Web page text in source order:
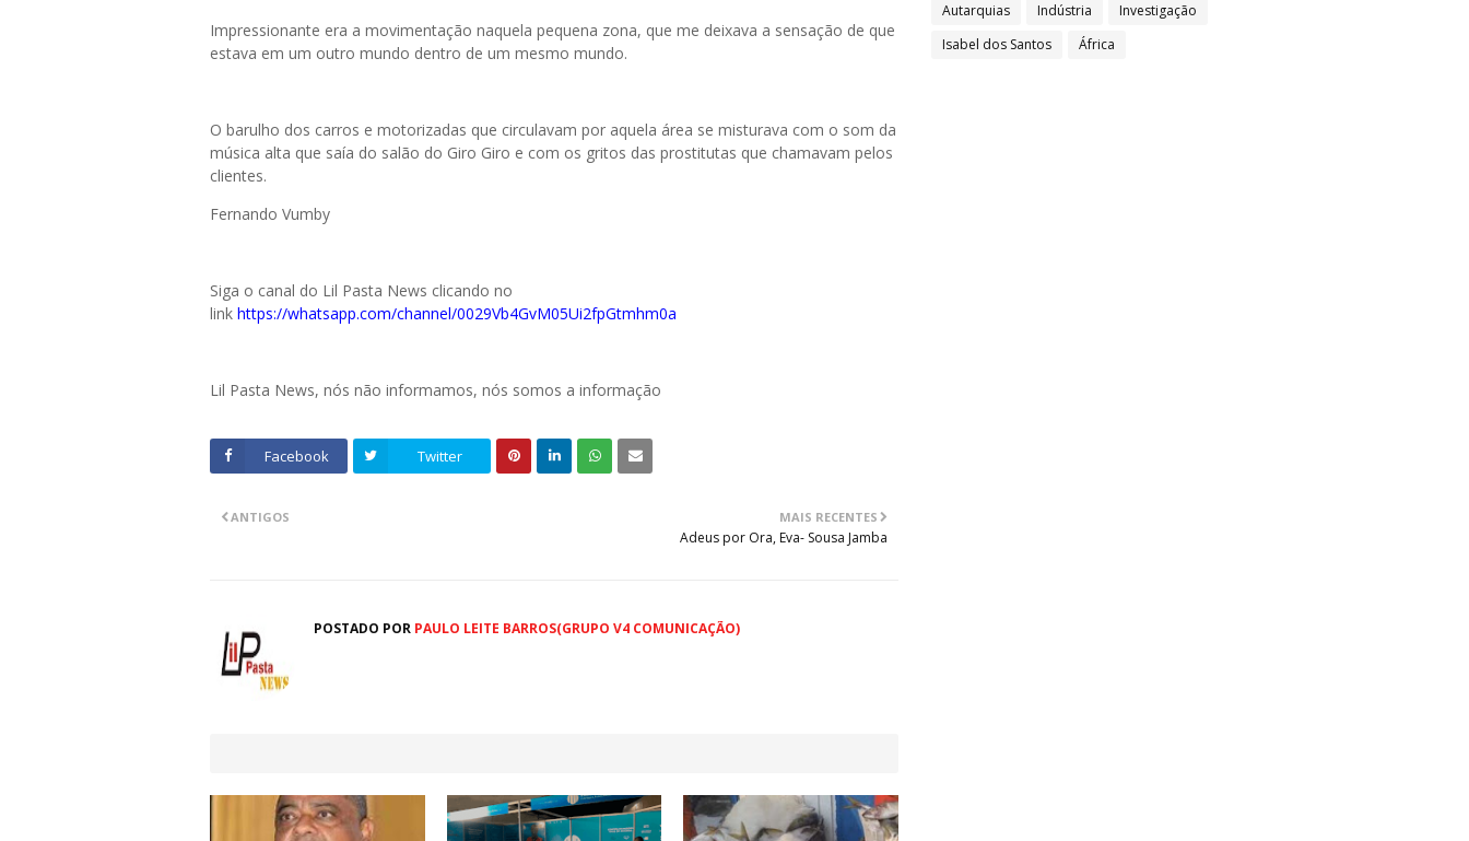
Impressionante era a movimentação naquela pequena zona, que me deixava a sensação de que
estava em um outro mundo dentro de um mesmo mundo.
O barulho dos carros e motorizadas que circulavam por aquela área se misturava com o som da
música alta que saía do salão do Giro Giro e com os gritos das prostitutas que chamavam pelos
clientes.
Fernando Vumby
Siga o canal do Lil Pasta News clicando no
link https://whatsapp.com/channel/0029Vb4GvM05Ui2fpGtmhm0a
Lil Pasta News, nós não informamos, nós somos a informação
Facebook Twitter
MAIS RECENTES
Adeus por Ora, Eva- Sousa Jamba
ANTIGOS
POSTADO POR PAULO LEITE BARROS(GRUPO V4 COMUNICAÇÃO)
Autarquias
Indústria
Investigação
Isabel dos Santos
África